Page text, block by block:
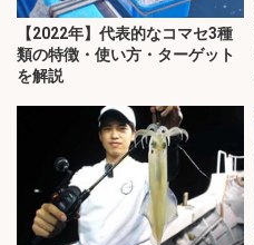
【2022年】代表的なコマセ3種
類の特徴・使い方・ターゲット
を解説